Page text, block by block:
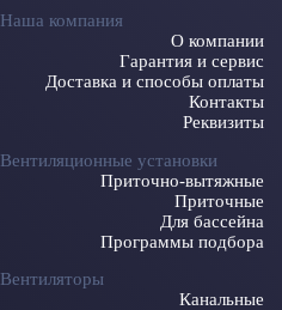
Наша компания
О компании
Гарантия и сервис
Доставка и способы оплаты
Контакты
Реквизиты
Вентиляционные установки
Приточно-вытяжные
Приточные
Для бассейна
Программы подбора
Вентиляторы
Канальные